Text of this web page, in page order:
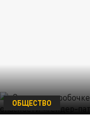
ОБЩЕСТВО